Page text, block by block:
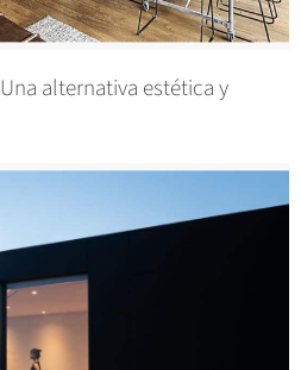
Una alternativa estética y